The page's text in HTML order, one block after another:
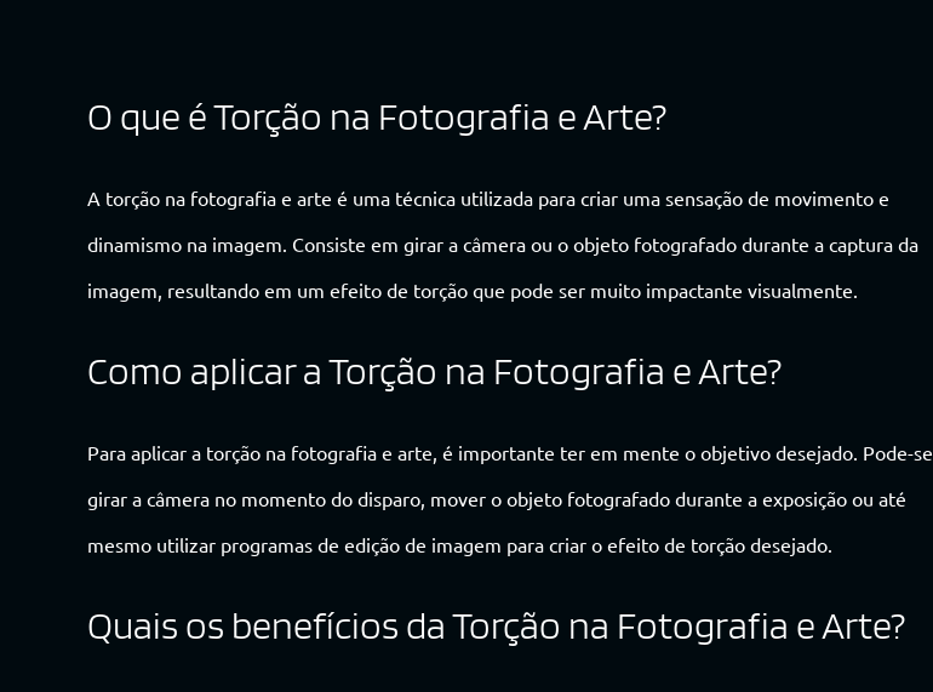
O que é Torção na Fotografia e Arte?
A torção na fotografia e arte é uma técnica utilizada para criar uma sensação de movimento e
dinamismo na imagem. Consiste em girar a câmera ou o objeto fotografado durante a captura da
imagem, resultando em um efeito de torção que pode ser muito impactante visualmente.
Como aplicar a Torção na Fotografia e Arte?
Para aplicar a torção na fotografia e arte, é importante ter em mente o objetivo desejado. Pode-se
girar a câmera no momento do disparo, mover o objeto fotografado durante a exposição ou até
mesmo utilizar programas de edição de imagem para criar o efeito de torção desejado.
Quais os benefícios da Torção na Fotografia e Arte?